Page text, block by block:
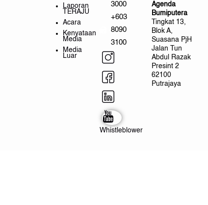
Laporan
TERAJU
Acara
Kenyataan
Media
Media
Luar
3000
+603
8090
3100
Whistleblower
Agenda
Bumiputera
Tingkat 13,
Blok A,
Suasana PjH
Jalan Tun
Abdul Razak
Presint 2
62100
Putrajaya